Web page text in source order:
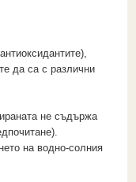
да са с различни
не съдържа
на водно-солния